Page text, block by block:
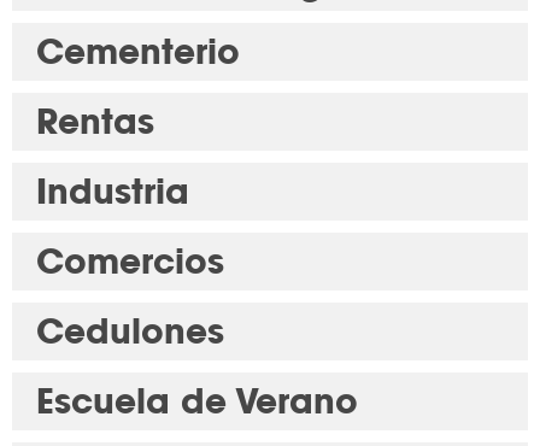
Cementerio
Rentas
Industria
Comercios
Cedulones
Escuela de Verano